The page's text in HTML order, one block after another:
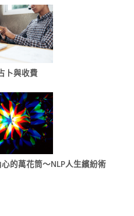
卜與收費
的萬花筒～NLP人生繽紛術